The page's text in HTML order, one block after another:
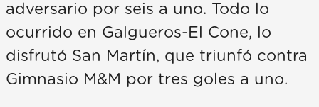
adversario por seis a uno. Todo lo
ocurrido en Galgueros-El Cone, lo
disfrutó San Martín, que triunfó contra
Gimnasio M&M por tres goles a uno.